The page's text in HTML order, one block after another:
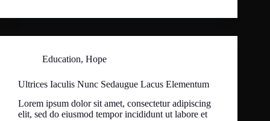
Education, Hope
Ultrices Iaculis Nunc Sedaugue Lacus Elementum
Lorem ipsum dolor sit amet, consectetur adipiscing
elit, sed do eiusmod tempor incididunt ut labore et